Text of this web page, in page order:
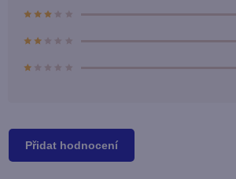
Přidat hodnocení